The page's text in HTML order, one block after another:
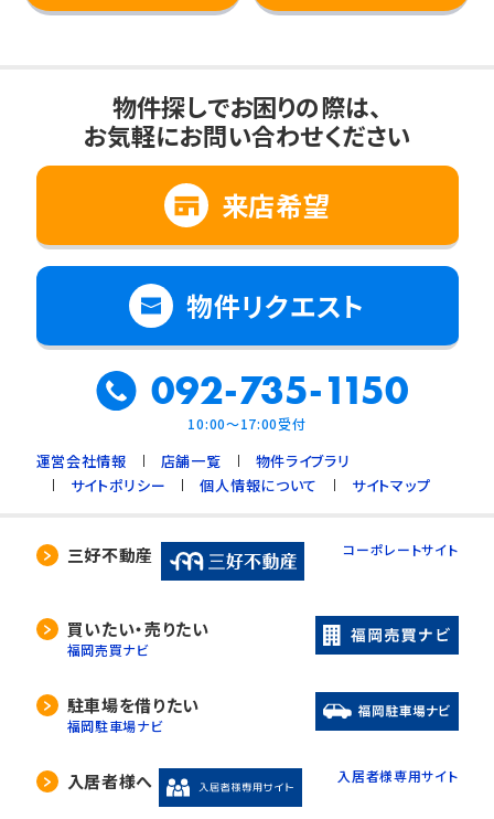
物件探しでお困りの際は、
お気軽にお問い合わせください
来店希望
物件リクエスト
092-735-1150
10:00～17:00受付
運営会社情報 店舗一覧
物件ライブラリ
サイトポリシー
個人情報について サイトマップ
三好不動産 コーポレートサイト
買いたい・売りたい
福岡売買ナビ
駐車場を借りたい
福岡駐車場ナビ
入居者様へ 入居者様専用サイト